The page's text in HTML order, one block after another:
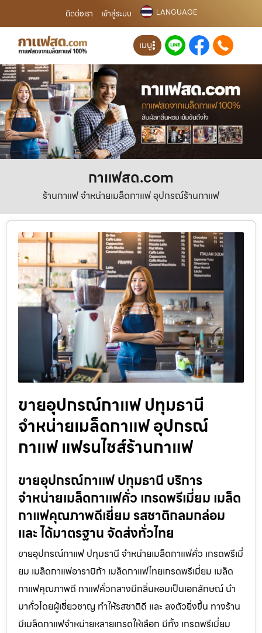
ติดต่อเรา เข้าสู่ระบบ LANGUAGE
เมนู
กาแฟสด.com
ร้านกาแฟ จำหน่ายเมล็ดกาแฟ อุปกรณ์ร้านกาแฟ
ขายอุปกรณ์กาแฟ ปทุมธานี
จำหน่ายเมล็ดกาแฟ อุปกรณ์
กาแฟ แฟรนไชส์ร้านกาแฟ
ขายอุปกรณ์กาแฟ ปทุมธานี บริการ
จำหน่ายเมล็ดกาแฟคั่ว เกรดพรีเมี่ยม เมล็ด
กาแฟคุณภาพดีเยี่ยม รสชาติกลมกล่อม
และ ได้มาตรฐาน จัดส่งทั่วไทย
ขายอุปกรณ์กาแฟ ปทุมธานี จำหน่ายเมล็ดกาแฟคั่ว เกรดพรีเมี่
ยม เมล็ดกาแฟอาราบิก้า เมล็ดกาแฟไทยเกรดพรีเมี่ยม เมล็ด
กาแฟคุณภาพดี กาแฟคั่วกลางมีกลิ่นหอมเป็นเอกลักษณ์ นำ
มาคั่วโดยผู้เชี่ยวชาญ ทำให้รสชาติดี และ ลงตัวยิ่งขึ้น ทางร้าน
มีเมล็ดกาแฟจำหน่ายหลายเกรดให้เลือก มีทั้ง เกรดพรีเมี่ยม